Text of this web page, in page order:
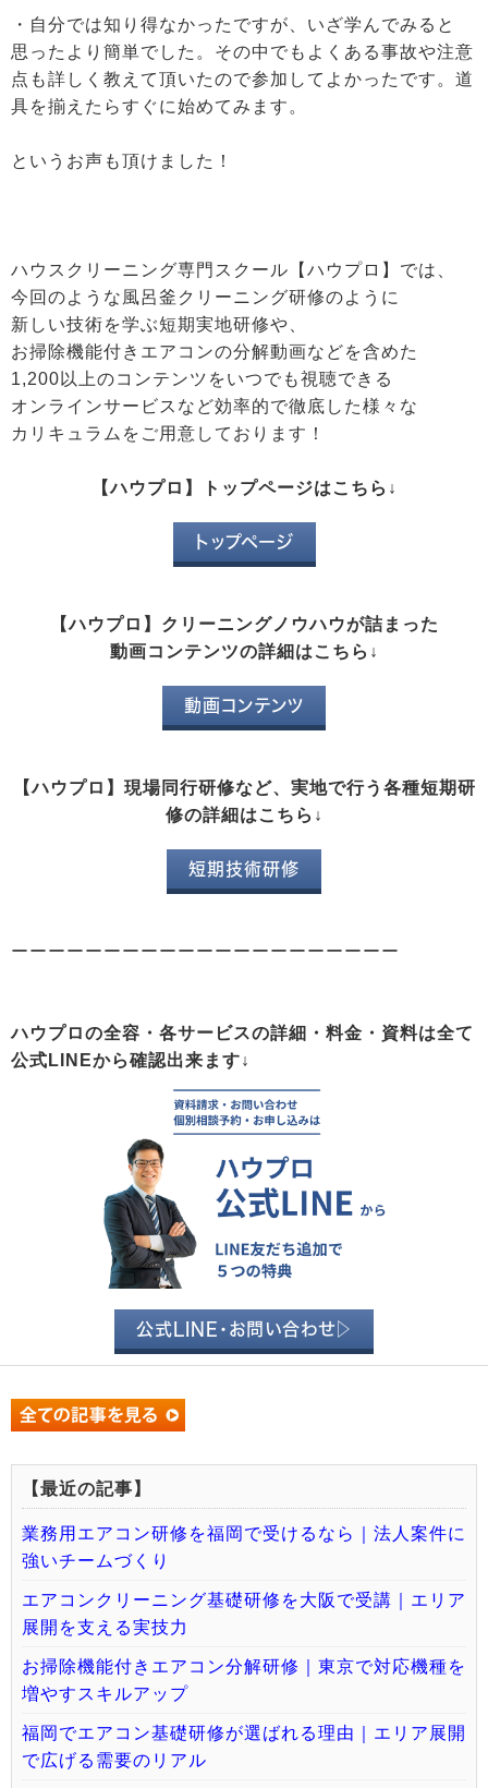
・自分では知り得なかったですが、いざ学んでみると
思ったより簡単でした。その中でもよくある事故や注意
点も詳しく教えて頂いたので参加してよかったです。道
具を揃えたらすぐに始めてみます。
というお声も頂けました！
ハウスクリーニング専門スクール【ハウプロ】では、
今回のような風呂釜クリーニング研修のように
新しい技術を学ぶ短期実地研修や、
お掃除機能付きエアコンの分解動画などを含めた
1,200以上のコンテンツをいつでも視聴できる
オンラインサービスなど効率的で徹底した様々な
カリキュラムをご用意しております！
【ハウプロ】トップページはこちら↓
トップページ
【ハウプロ】クリーニングノウハウが詰まった
動画コンテンツの詳細はこちら↓
動画コンテンツ
【ハウプロ】現場同行研修など、実地で行う各種短期研
修の詳細はこちら↓
短期技術研修
ーーーーーーーーーーーーーーーーーーーーー
ハウプロの全容・各サービスの詳細・料金・資料は全て
公式LINEから確認出来ます↓
公式LINE・お問い合わせ▷
【最近の記事】
業務用エアコン研修を福岡で受けるなら｜法人案件に
強いチームづくり
エアコンクリーニング基礎研修を大阪で受講｜エリア
展開を支える実技力
お掃除機能付きエアコン分解研修｜東京で対応機種を
増やすスキルアップ
福岡でエアコン基礎研修が選ばれる理由｜エリア展開
で広げる需要のリアル